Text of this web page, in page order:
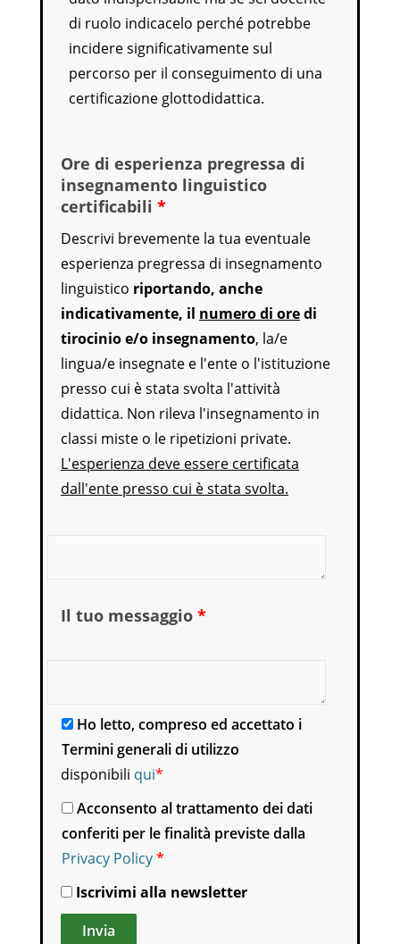
di ruolo indicacelo perché potrebbe
incidere significativamente sul
percorso per il conseguimento di una
certificazione glottodidattica.
Ore di esperienza pregressa di
insegnamento linguistico
certificabili *
Descrivi brevemente la tua eventuale
esperienza pregressa di insegnamento
linguistico riportando, anche
indicativamente, il numero di oredi
tirocinio e/o insegnamento, la/e
lingua/e insegnate e l'ente o l'istituzione
presso cui è stata svolta l'attività
didattica. Non rileva l'insegnamento in
classi miste o le ripetizioni private.
L'esperienza deve essere certificata
dall'ente presso cui è stata svolta.
Il tuo messaggio *
Ho letto, compreso ed accettato i
Termini generali di utilizzo
disponibili qui*
Acconsento al trattamento dei dati
conferiti per le finalità previste dalla
Privacy Policy*
Iscrivimi alla newsletter